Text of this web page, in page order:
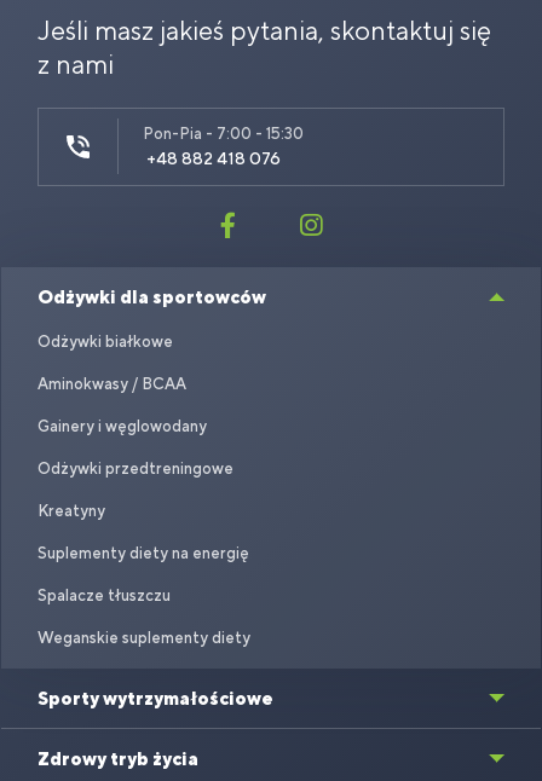
Jeśli masz jakieś pytania, skontaktuj się
z nami
Pon-Pia - 7:00 - 15:30
+48 882 418 076
Odżywki dla sportowców
Odżywki białkowe
Aminokwasy / BCAA
Gainery i węglowodany
Odżywki przedtreningowe
Kreatyny
Suplementy diety na energię
Spalacze tłuszczu
Weganskie suplementy diety
Sporty wytrzymałościowe
Zdrowy tryb życia